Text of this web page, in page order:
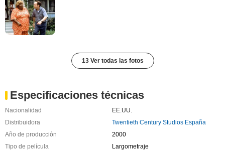
13 Ver todas las fotos
Especificaciones técnicas
Nacionalidad
EE.UU.
Distribuidora
Twentieth Century Studios España
Año de producción
2000
Tipo de película
Largometraje